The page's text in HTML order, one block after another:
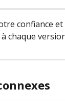
confiance
chaque